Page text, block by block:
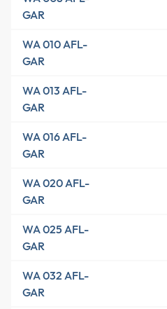
GAR
WA 010 AFL-
GAR
WA 013 AFL-
GAR
WA 016 AFL-
GAR
WA 020 AFL-
GAR
WA 025 AFL-
GAR
WA 032 AFL-
GAR